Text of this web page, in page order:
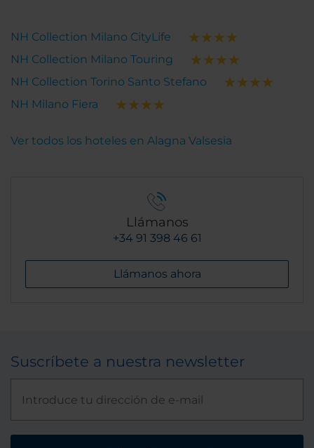
NH Collection Milano CityLife
NH Collection Milano Touring
NH Collection Torino Santo Stefano
NH Milano Fiera
Ver todos los hoteles en Alagna Valsesia
Llámanos
+34 91 398 46 61
Llámanos ahora
Suscríbete a nuestra newsletter